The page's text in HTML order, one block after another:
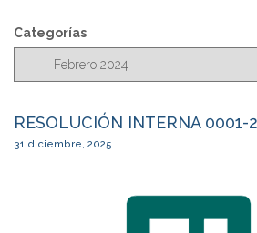
c
a
Categorías
RESOLUCIÓN INTERNA 0001-
31 diciembre, 2025